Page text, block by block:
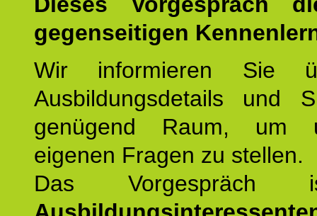
gegenseitigen
Wir informieren Sie
Ausbildungsdetails und
genügend Raum, um
eigenen Fragen zu stellen.
Das